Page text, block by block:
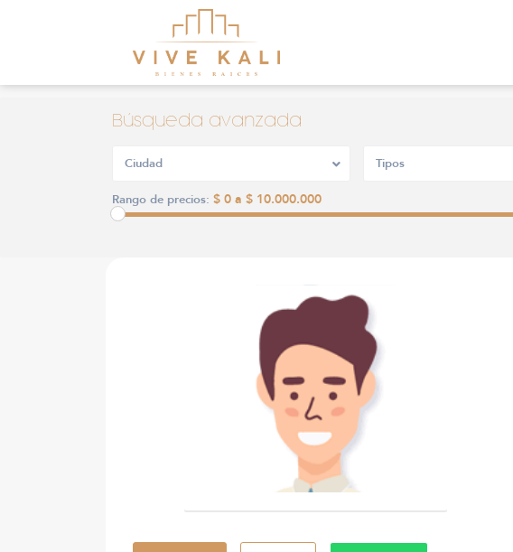
Búsqueda avanzada
Ciudad Tipos
Rango de precios: $ 0 a $ 10.000.000